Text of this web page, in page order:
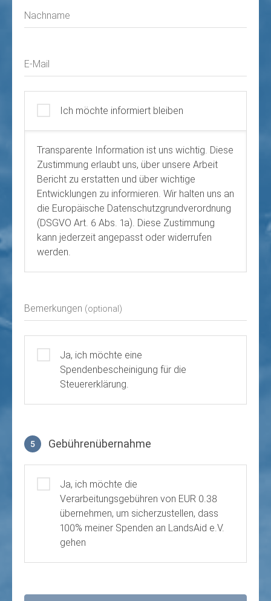
Nachname
E-Mail
Ich möchte informiert bleiben
Transparente Information ist uns wichtig. Diese
Zustimmung erlaubt uns, über unsere Arbeit
Bericht zu erstatten und über wichtige
Entwicklungen zu informieren. Wir halten uns an
die Europäische Datenschutzgrundverordnung
(DSGVO Art. 6 Abs. 1a). Diese Zustimmung
kann jederzeit angepasst oder widerrufen
werden.
Bemerkungen (optional)
Ja, ich möchte eine
Spendenbescheinigung für die
Steuererklärung.
5 Gebührenübernahme
Ja, ich möchte die
Verarbeitungsgebühren von EUR 0.38
übernehmen, um sicherzustellen, dass
100% meiner Spenden an LandsAid e.V.
gehen